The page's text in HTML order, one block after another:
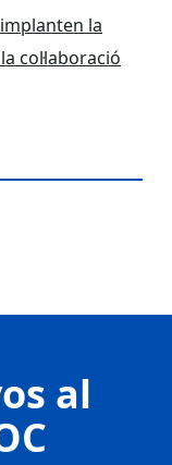
la
col·laboració
al